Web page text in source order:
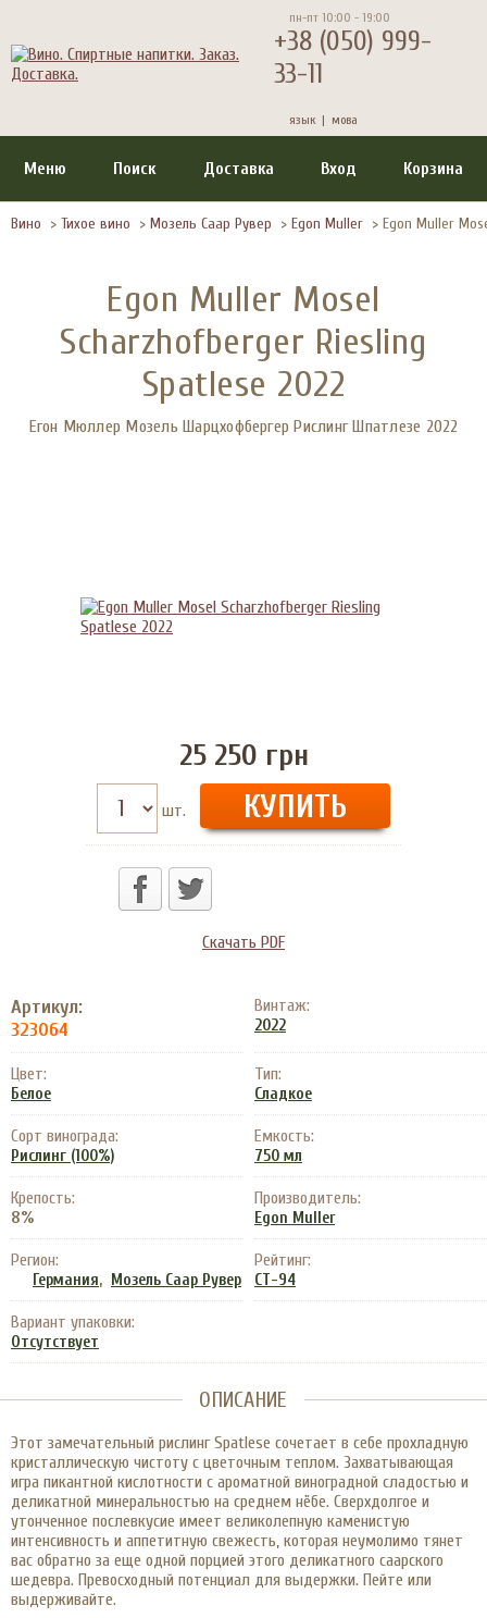
пн-пт 10:00 - 19:00
+38 (050) 999-
33-11
язык | мова
Меню Поиск Доставка Вход Корзина
Вино > Тихое вино > Мозель Саар Рувер > Egon Muller > Egon Muller
Egon Muller Mosel
Scharzhofberger Riesling
Spatlese 2022
Егон Мюллер Мозель Шарцхофбергер Рислинг Шпатлезе 2022
25 250 грн
шт.
Скачать PDF
Артикул:
323064
Винтаж:
2022
Цвет:
Белое
Тип:
Сладкое
Сорт винограда:
Рислинг (100%)
Емкость:
750 мл
Крепость:
8%
Производитель:
Egon Muller
Регион:
Германия, Мозель Саар Рувер
Рейтинг:
CT-94
Вариант упаковки:
Отсутствует
ОПИСАНИЕ
Этот замечательный рислинг Spatlese сочетает в себе прохладную
кристаллическую чистоту с цветочным теплом. Захватывающая
игра пикантной кислотности с ароматной виноградной сладостью и
деликатной минеральностью на среднем нёбе. Сверхдолгое и
утонченное послевкусие имеет великолепную каменистую
интенсивность и аппетитную свежесть, которая неумолимо тянет
вас обратно за еще одной порцией этого деликатного саарского
шедевра. Превосходный потенциал для выдержки. Пейте или
выдерживайте.